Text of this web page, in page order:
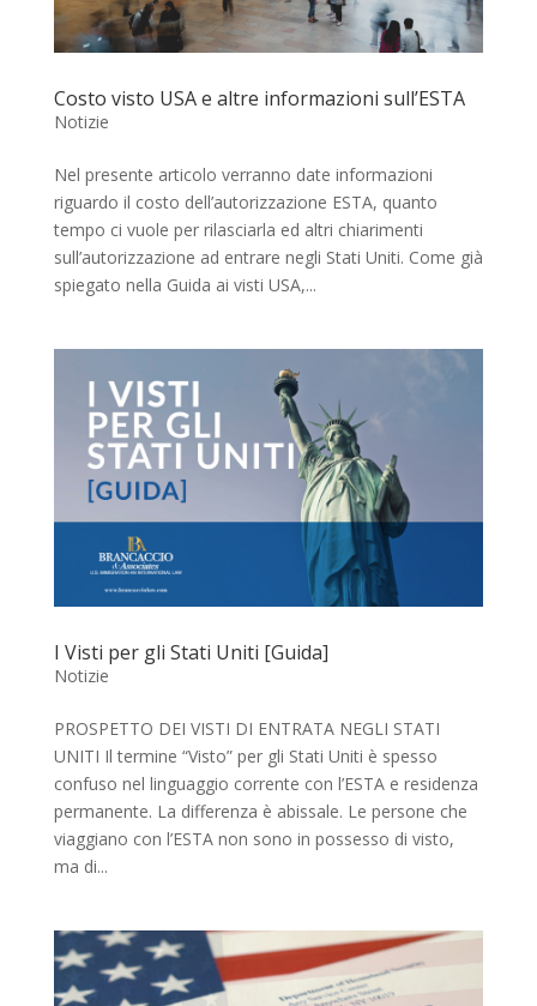
Costo visto USA e altre informazioni sull’ESTA
Notizie
Nel presente articolo verranno date informazioni
riguardo il costo dell’autorizzazione ESTA, quanto
tempo ci vuole per rilasciarla ed altri chiarimenti
sull’autorizzazione ad entrare negli Stati Uniti. Come già
spiegato nella Guida ai visti USA,...
I Visti per gli Stati Uniti [Guida]
Notizie
PROSPETTO DEI VISTI DI ENTRATA NEGLI STATI
UNITI Il termine “Visto” per gli Stati Uniti è spesso
confuso nel linguaggio corrente con l’ESTA e residenza
permanente. La differenza è abissale. Le persone che
viaggiano con l’ESTA non sono in possesso di visto,
ma di...